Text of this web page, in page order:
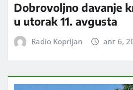
Dobrovoljno davanje
u utorak 11. avgusta
Radio Koprijan авг 6,